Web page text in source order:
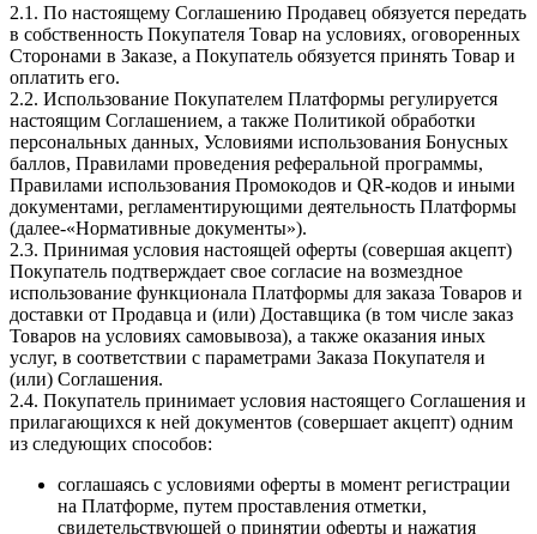
2.1. По настоящему Соглашению Продавец обязуется передать
в собственность Покупателя Товар на условиях, оговоренных
Сторонами в Заказе, а Покупатель обязуется принять Товар и
оплатить его.
2.2. Использование Покупателем Платформы регулируется
настоящим Соглашением, а также Политикой обработки
персональных данных, Условиями использования Бонусных
баллов, Правилами проведения реферальной программы,
Правилами использования Промокодов и QR-кодов и иными
документами, регламентирующими деятельность Платформы
(далее-«Нормативные документы»).
2.3. Принимая условия настоящей оферты (совершая акцепт)
Покупатель подтверждает свое согласие на возмездное
использование функционала Платформы для заказа Товаров и
доставки от Продавца и (или) Доставщика (в том числе заказ
Товаров на условиях самовывоза), а также оказания иных
услуг, в соответствии с параметрами Заказа Покупателя и
(или) Соглашения.
2.4. Покупатель принимает условия настоящего Соглашения и
прилагающихся к ней документов (совершает акцепт) одним
из следующих способов:
соглашаясь с условиями оферты в момент регистрации
на Платформе, путем проставления отметки,
свидетельствующей о принятии оферты и нажатия